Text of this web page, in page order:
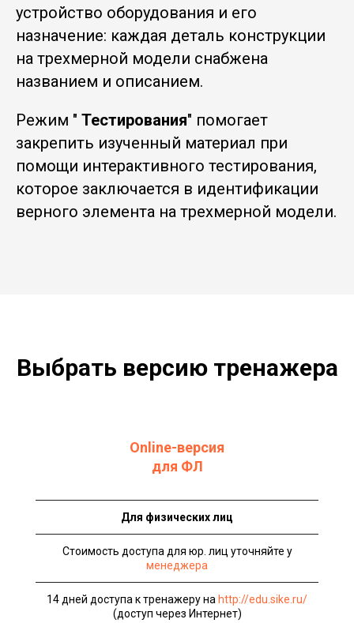
устройство оборудования и его
назначение: каждая деталь конструкции
на трехмерной модели снабжена
названием и описанием.
Режим " Тестирования" помогает
закрепить изученный материал при
помощи интерактивного тестирования,
которое заключается в идентификации
верного элемента на трехмерной модели.
Выбрать версию тренажера
Online-версия
для ФЛ
Для физических лиц
Стоимость доступа для юр. лиц уточняйте у
менеджера
14 дней доступа к тренажеру на http://edu.sike.ru/
(доступ через Интернет)